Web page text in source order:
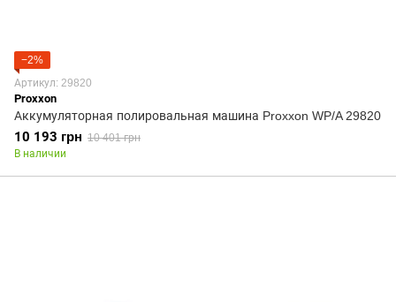
−2%
Артикул: 29820
Proxxon
Аккумуляторная полировальная машина Proxxon WP/A 29820
10 193 грн 10 401 грн
В наличии